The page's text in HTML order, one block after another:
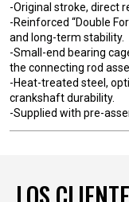
-Original stroke, direct
-Reinforced “Double
and long-term stability.
-Small-end bearing
the connecting rod
-Heat-treated steel,
crankshaft durability.
-Supplied with pre-